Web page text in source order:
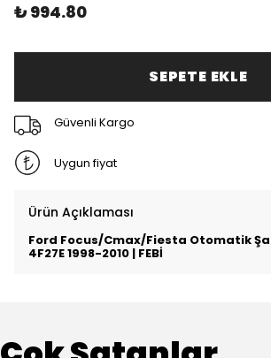
₺ 994.80
SEPETE EKLE
Güvenli Kargo
Uygun fiyat
Ürün Açıklaması
Ford Focus/Cmax/Fiesta Otomatik
4F27E1998-2010 | FEBİ